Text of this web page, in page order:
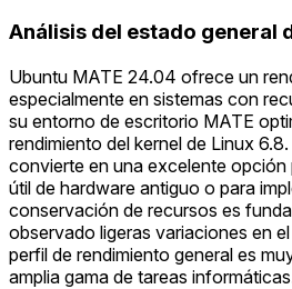
Análisis del estado general
Ubuntu MATE 24.04 ofrece un
especialmente en sistemas con
su entorno de escritorio MATE
rendimiento del kernel de Linux
convierte en una excelente opción
útil de hardware antiguo o para
conservación de recursos es
observado ligeras variaciones en
perfil de rendimiento general es
amplia gama de tareas